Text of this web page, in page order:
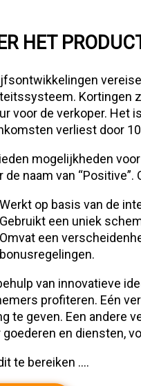
HET
Kortingen
voor de verkoper. Het
verliest door
mogelijkheden
de naam van
Werkt op basis van de
Gebruikt een uniek
Omvat een
bonusregelingen.
van innovatieve
profiteren. Eén
te geven. Een andere
goederen en diensten,
te bereiken ....